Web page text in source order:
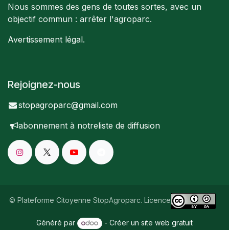
Nous sommes des gens de toutes sortes, avec un
objectif commun : arrêter l'agroparc.
Avertissement légal.
Rejoignez-nous
stopagroparc@gmail.com
abonnement à notreliste de diffusion
© Plateforme Citoyenne StopAgroparc. Licence
Généré par - Créer un site web gratuit